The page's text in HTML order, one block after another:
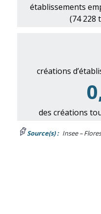
établissements
(74 228
créations
des créations
Source(s) : Insee –